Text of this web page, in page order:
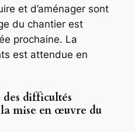
et d’aménager sont
du chantier est
prochaine. La
est attendue en
difficultés
mise en œuvre du